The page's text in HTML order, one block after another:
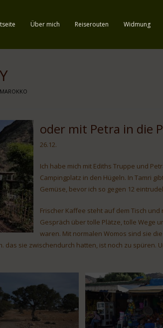
Über mich Reiserouten Widmung
oder mit Petra in die
26.12.
Ich habe mich mit Ediths Truppe und
Campingplatz in den Hügeln. In Tamri
Gemüse, bevor ich so gegen 12
Frischer Kaffee steht auf dem Tisch
Gespräch über tolle Plätze, tolle Wege
waren. Mit normalen Womos sind sie
das sie zwischendurch hatten, ist noch zu spüren.